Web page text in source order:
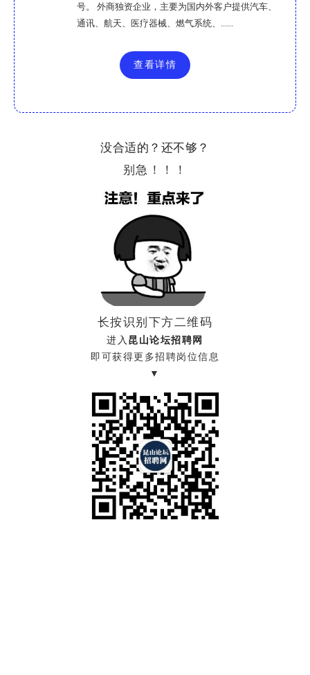
号。 外商独资企业，主要为国内外客户提供汽车、
通讯、航天、医疗器械、燃气系统、......
查看详情
没合适的？还不够？
别急！！！
长按识别下方二维码
进入 昆山论坛招聘网
即可获得更多招聘岗位信息
▼